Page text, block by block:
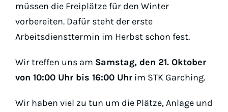
müssen die Freiplätze für den Winter
vorbereiten. Dafür steht der erste
Arbeitsdiensttermin im Herbst schon fest.
Wir treffen uns am Samstag, den 21. Oktober
von 10:00 Uhr bis 16:00 Uhr im STK Garching.
Wir haben viel zu tun um die Plätze, Anlage und